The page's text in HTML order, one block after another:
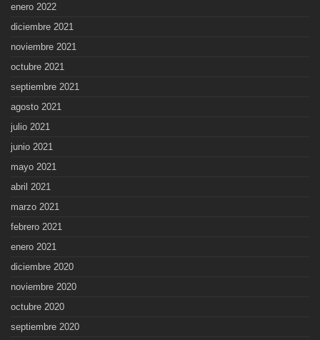
enero 2022
diciembre 2021
noviembre 2021
octubre 2021
septiembre 2021
agosto 2021
julio 2021
junio 2021
mayo 2021
abril 2021
marzo 2021
febrero 2021
enero 2021
diciembre 2020
noviembre 2020
octubre 2020
septiembre 2020